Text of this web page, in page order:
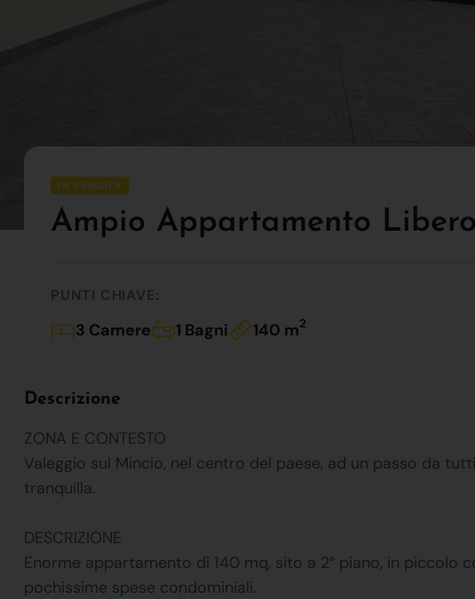
IN VENDITA
Ampio Appartamento
PUNTI CHIAVE:
3 Camere 1 Bagni 140 m2
Descrizione
ZONA E CONTESTO
Valeggio sul Mincio, nel centro del paese, ad un passo da
tranquilla.
DESCRIZIONE
Enorme appartamento di 140 mq, sito a 2° piano, in piccolo
pochissime spese condominiali.